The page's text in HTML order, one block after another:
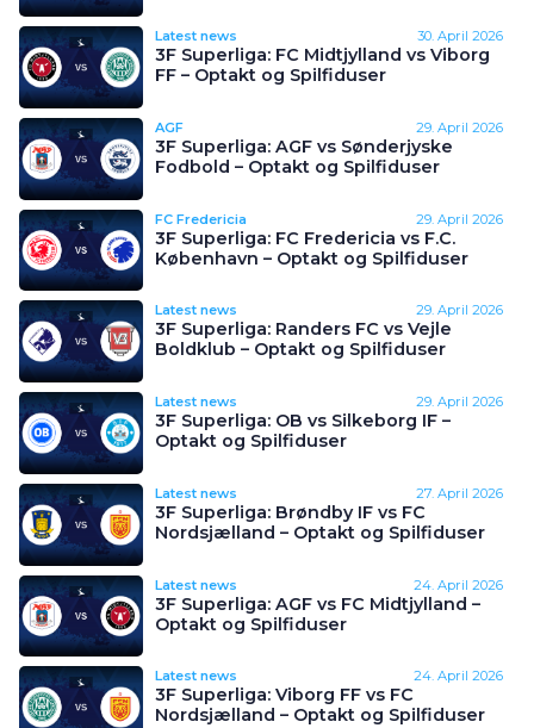
Latest news 30. April 2026
3F Superliga: FC Midtjylland vs Viborg
FF – Optakt og Spilfiduser
AGF 29. April 2026
3F Superliga: AGF vs Sønderjyske
Fodbold – Optakt og Spilfiduser
FC Fredericia 29. April 2026
3F Superliga: FC Fredericia vs F.C.
København – Optakt og Spilfiduser
Latest news 29. April 2026
3F Superliga: Randers FC vs Vejle
Boldklub – Optakt og Spilfiduser
Latest news 29. April 2026
3F Superliga: OB vs Silkeborg IF –
Optakt og Spilfiduser
Latest news 27. April 2026
3F Superliga: Brøndby IF vs FC
Nordsjælland – Optakt og Spilfiduser
Latest news 24. April 2026
3F Superliga: AGF vs FC Midtjylland –
Optakt og Spilfiduser
Latest news 24. April 2026
3F Superliga: Viborg FF vs FC
Nordsjælland – Optakt og Spilfiduser